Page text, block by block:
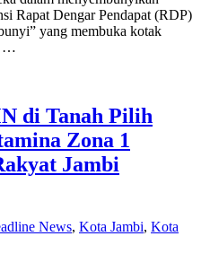
Rapat Dengar Pendapat (RDP)
yang membuka kotak
…
di Tanah Pilih
Zona 1
Jambi
News, Kota Jambi, Kota